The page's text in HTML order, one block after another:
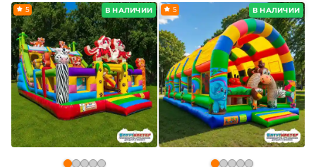
В НАЛИЧИИ
5 В НАЛИЧИИ
5